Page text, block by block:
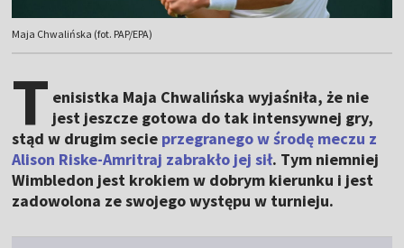
Maja Chwalińska (fot. PAP/EPA)
T enisistka Maja Chwalińska wyjaśniła, że nie
jest jeszcze gotowa do tak intensywnej gry,
stąd w drugim secie przegranego w środę meczu z
Alison Riske-Amritraj zabrakło jej sił. Tym niemniej
Wimbledon jest krokiem w dobrym kierunku i jest
zadowolona ze swojego występu w turnieju.